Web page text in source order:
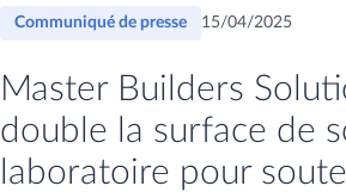
Communiqué de presse 15/04/2025
Master Builders
double la surface de
laboratoire pour